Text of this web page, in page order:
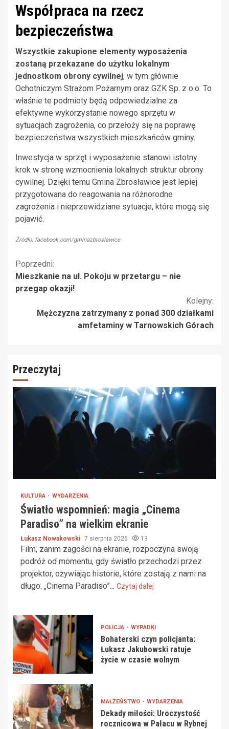
Współpraca na rzecz
bezpieczeństwa
Wszystkie zakupione elementy wyposażenia
zostaną przekazane do użytku lokalnym
jednostkom obrony cywilnej, w tym głównie
Ochotniczym Strażom Pożarnym oraz GZK Sp. z o.o. To
właśnie te podmioty będą odpowiedzialne za
efektywne wykorzystanie nowego sprzętu w
sytuacjach zagrożenia, co przełoży się na poprawę
bezpieczeństwa wszystkich mieszkańców gminy.
Inwestycja w sprzęt i wyposażenie stanowi istotny
krok w stronę wzmocnienia lokalnych struktur obrony
cywilnej. Dzięki temu Gmina Zbrosławice jest lepiej
przygotowana do reagowania na różnorodne
zagrożenia i nieprzewidziane sytuacje, które mogą się
pojawić.
Źródło: facebook.com/gminazbroslawice
Kontynuuj
czytanie
Poprzedni:
Mieszkanie na ul. Pokoju w przetargu – nie
przegap okazji!
Kolejny:
Mężczyzna zatrzymany z ponad 300 działkami
amfetaminy w Tarnowskich Górach
Przeczytaj
KULTURA WYDARZENIA
Światło wspomnień: magia „Cinema
Paradiso” na wielkim ekranie
Łukasz Nowakowski 7 sierpnia 2026 13
Film, zanim zagości na ekranie, rozpoczyna swoją
podróż od momentu, gdy światło przechodzi przez
projektor, ożywiając historie, które zostają z nami na
długo. „Cinema Paradiso”... Czytaj dalej
POLICJA WYPADKI
Bohaterski czyn policjanta:
Łukasz Jakubowski ratuje
życie w czasie wolnym
MAŁŻEŃSTWO WYDARZENIA
Dekady miłości: Uroczystość
rocznicowa w Pałacu w Rybnej